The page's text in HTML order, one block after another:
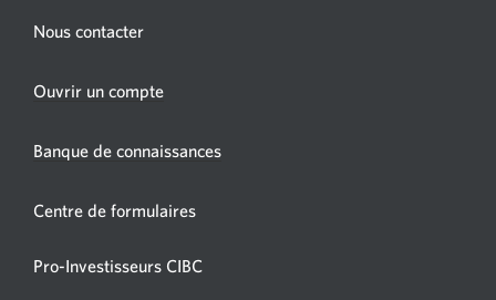
Nous contacter
Ouvrir un compte
Banque de connaissances
Centre de formulaires
Pro-Investisseurs CIBC